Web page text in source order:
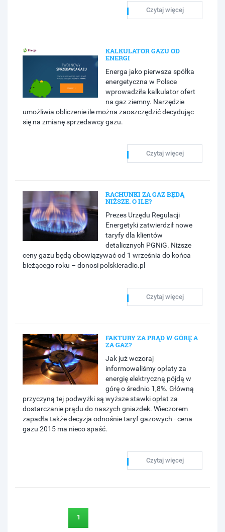
Czytaj więcej
KALKULATOR GAZU OD
ENERGI
Energa jako pierwsza spółka
energetyczna w Polsce
wprowadziła kalkulator ofert
na gaz ziemny. Narzędzie
umożliwia obliczenie ile można zaoszczędzić decydując
się na zmianę sprzedawcy gazu.
Czytaj więcej
RACHUNKI ZA GAZ BĘDĄ
NIŻSZE. O ILE?
Prezes Urzędu Regulacji
Energetyki zatwierdził nowe
taryfy dla klientów
detalicznych PGNiG. Niższe
ceny gazu będą obowiązywać od 1 września do końca
bieżącego roku – donosi polskieradio.pl
Czytaj więcej
FAKTURY ZA PRĄD W GÓRĘ A
ZA GAZ?
Jak już wczoraj
informowaliśmy opłaty za
energię elektryczną pójdą w
górę o średnio 1,8%. Główną
przyczyną tej podwyżki są wyższe stawki opłat za
dostarczanie prądu do naszych gniazdek. Wieczorem
zapadła także decyzja odnośnie taryf gazowych - cena
gazu 2015 ma nieco spaść.
Czytaj więcej
1